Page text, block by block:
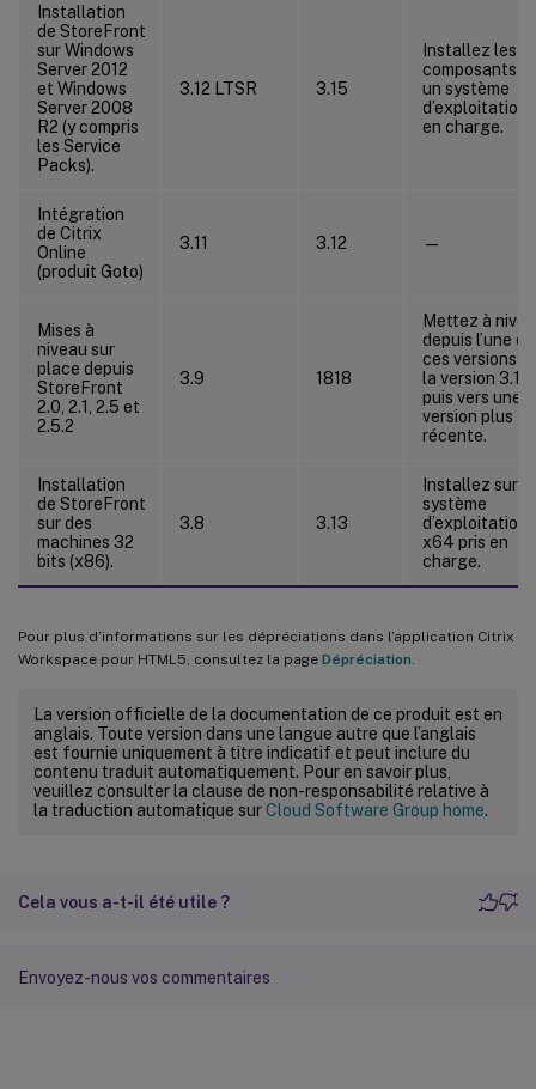
Installation
de StoreFront
sur Windows
Server 2012
et Windows
Server 2008
R2 (y compris
les Service
Packs).
3.12 LTSR 3.15
Installez les
composants
un système
d’exploitation
en charge.
Intégration
de Citrix
Online
(produit Goto)
3.11 3.12 —
Mises à
niveau sur
place depuis
StoreFront
2.0, 2.1, 2.5 et
2.5.2
3.9 1818
Mettez à
depuis l’une de
ces versions
la version 3.12,
puis vers une
version plus
récente.
Installation
de StoreFront
sur des
machines 32
bits (x86).
3.8 3.13
Installez sur
système
d’exploitation
x64 pris en
charge.
Pour plus d’informations sur les dépréciations dans l’application Citrix
Workspace pour HTML5, consultez la page Dépréciation
La version officielle de la documentation de ce produit est en
anglais. Toute version dans une langue autre que l’anglais
est fournie uniquement à titre indicatif et peut inclure du
contenu traduit automatiquement. Pour en savoir plus,
veuillez consulter la clause de non-responsabilité relative à
la traduction automatique surCloud Software Group home.
Cela vous a-t-il été utile ?
Envoyez-nous vos commentaires